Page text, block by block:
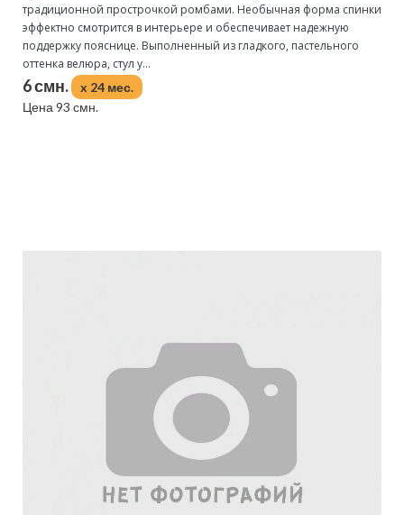
традиционной прострочкой ромбами. Необычная форма спинки
эффектно смотрится в интерьере и обеспечивает надежную
поддержку пояснице. Выполненный из гладкого, пастельного
оттенка велюра, стул у...
6 смн.
x 24 мес.
Цена 93 смн.